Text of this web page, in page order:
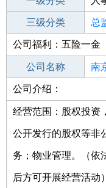
二级分类 高
三级分类 总
其他行业
公司福利：五险一金
公司名称 南
公司类型
公司介绍：
经营范围：股权投资
公开发行的股权等非
务；物业管理。（依
后方可开展经营活动）